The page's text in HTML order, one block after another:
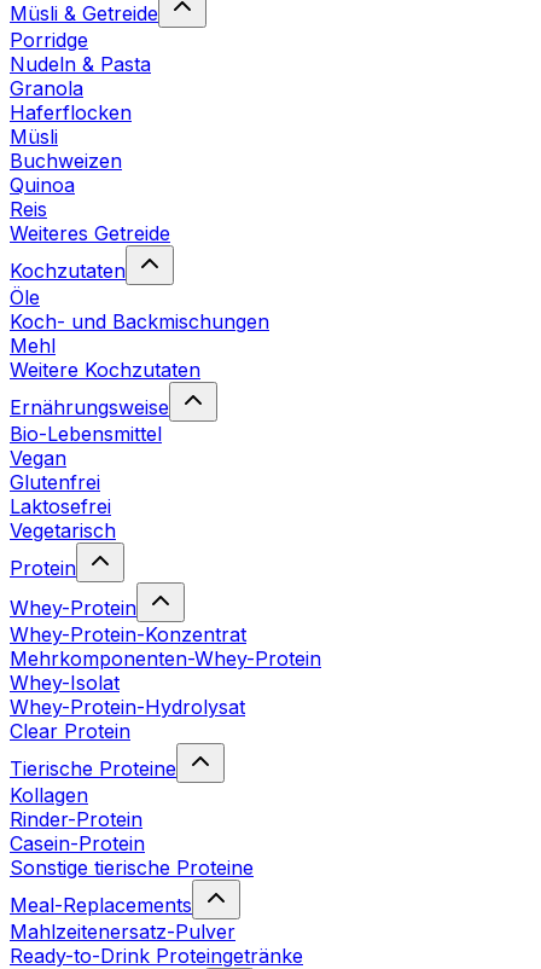
Müsli & Getreide
Porridge
Nudeln & Pasta
Granola
Haferflocken
Müsli
Buchweizen
Quinoa
Reis
Weiteres Getreide
Kochzutaten
Öle
Koch- und Backmischungen
Mehl
Weitere Kochzutaten
Ernährungsweise
Bio-Lebensmittel
Vegan
Glutenfrei
Laktosefrei
Vegetarisch
Protein
Whey-Protein
Whey-Protein-Konzentrat
Mehrkomponenten-Whey-Protein
Whey-Isolat
Whey-Protein-Hydrolysat
Clear Protein
Tierische Proteine
Kollagen
Rinder-Protein
Casein-Protein
Sonstige tierische Proteine
Meal-Replacements
Mahlzeitenersatz-Pulver
Ready-to-Drink Proteingetränke